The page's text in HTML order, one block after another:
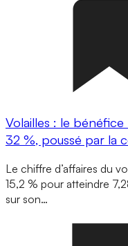
Volailles : le
32 %, poussé par la
Le chiffre d’affaires du
15,2 % pour atteindre
sur son…